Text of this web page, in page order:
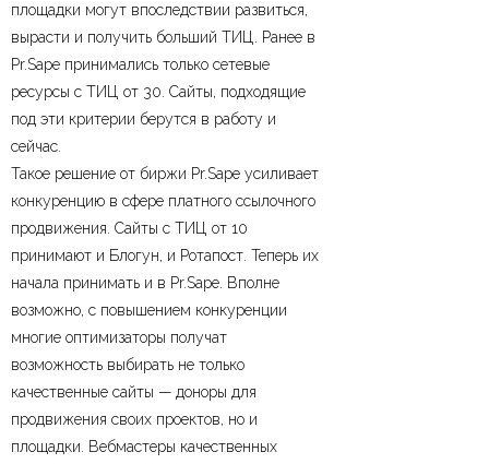
площадки могут впоследствии развиться,
вырасти и получить больший ТИЦ. Ранее в
Pr.Sape принимались только сетевые
ресурсы с ТИЦ от 30. Сайты, подходящие
под эти критерии берутся в работу и
сейчас.
Такое решение от биржи Pr.Sape усиливает
конкуренцию в сфере платного ссылочного
продвижения. Сайты с ТИЦ от 10
принимают и Блогун, и Ротапост. Теперь их
начала принимать и в Pr.Sape. Вполне
возможно, с повышением конкуренции
многие оптимизаторы получат
возможность выбирать не только
качественные сайты — доноры для
продвижения своих проектов, но и
площадки. Вебмастеры качественных